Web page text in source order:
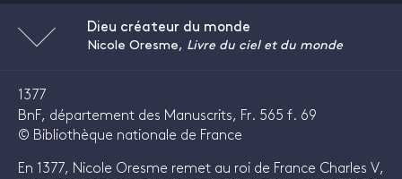
Dieu créateur du monde
Nicole Oresme, Livre du ciel et du monde
1377
BnF, département des Manuscrits, Fr. 565 f. 69
© Bibliothèque nationale de France
En 1377, Nicole Oresme remet au roi de France Charles V,